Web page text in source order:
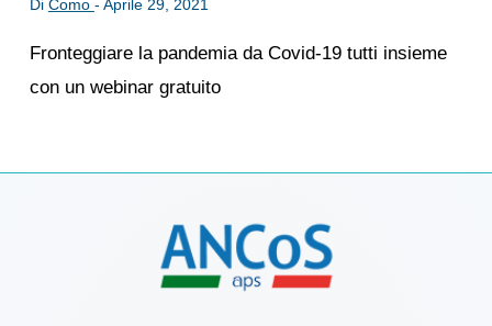
Di Como - Aprile 29, 2021
Fronteggiare la pandemia da Covid-19 tutti insieme
con un webinar gratuito